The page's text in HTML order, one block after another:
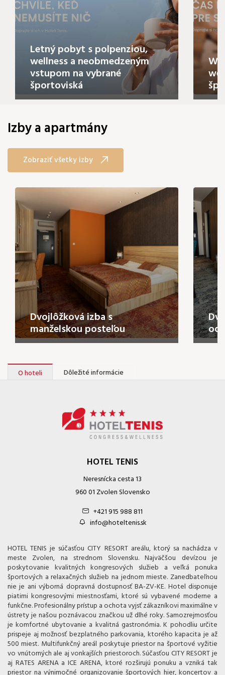
Letný pobyt s polpenziou,
wellness a neobmedzeným
vstupom na vybrané
športoviská
Izby a apartmány
Zobraziť všetky izby
Dvojlôžková izba s
manželskou posteľou
O hoteli Dôležité informácie
HOTEL TENIS
Neresnícka cesta 13
960 01 Zvolen Slovensko
+421 915 988 811
info@hoteltenis.sk
HOTEL TENIS je súčasťou CITY RESORT areálu, ktorý sa nachádza v
meste Zvolen, na strednom Slovensku. Najväčšou devízou je
poskytovanie kvalitných kongresových služieb a veľká ponuka
športových a relaxačných služieb na jednom mieste. Zanedbateľnou
nie je ani výborná dopravná dostupnosť BA-ZV-KE. Hotel disponuje
piatimi kongresovými miestnosťami, ktoré sú vybavené moderne a
funkčne. Profesionálny prístup a ochota vyjsť zákazníkovi maximálne v
ústrety je našou poznávacou značkou už dlhé roky. Samozrejmosťou
je komfortné ubytovanie a kvalitná gastronómia. K pohodliu určite
prispeje aj možnosť bezplatného parkovania, ktorého kapacita je až
500 miest. Multifunkčný areál poskytuje priestor na športové vyžitie
vo vnútorných ale aj vonkajších priestoroch. Súčasťou CITY RESORT je
aj RATES ARENA a ICE ARENA, ktoré rozširujú ponuku a vzniká tak
priestor na výnimočné organizovanie športových hier, koncertov a